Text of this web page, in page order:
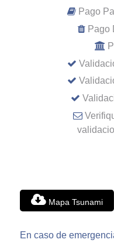
Pago
Pago
Mapa Tsunami
En caso de